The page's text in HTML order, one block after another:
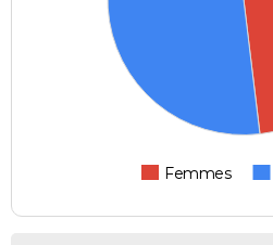
Femmes